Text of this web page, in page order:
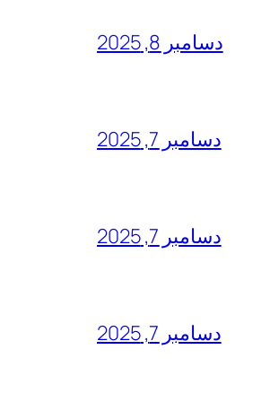
دسامبر 8, 2025
دسامبر 7, 2025
دسامبر 7, 2025
دسامبر 7, 2025